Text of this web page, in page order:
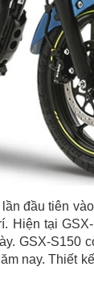
đầu tiên
Hiện tại
GSX-S150
nay. Thiết